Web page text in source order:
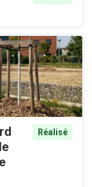
Réalisé